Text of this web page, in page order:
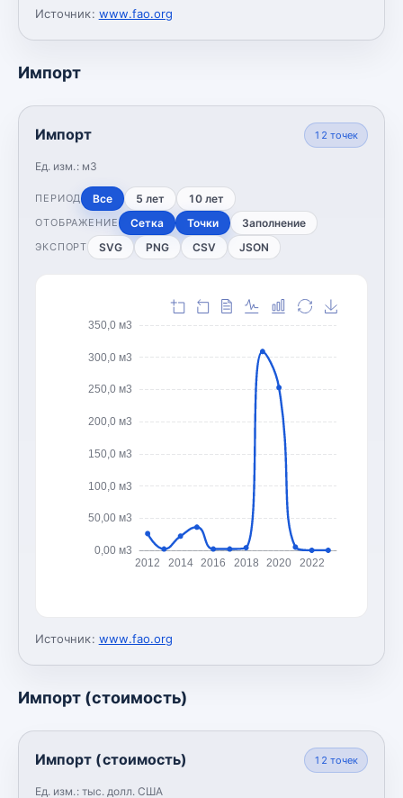
Источник: www.fao.org
Импорт
Импорт
Ед. изм.: м3
12 точек
ПЕРИОД Все 5 лет 10 лет
ОТОБРАЖЕНИЕ Сетка Точки Заполнение
ЭКСПОРТ SVG PNG CSV JSON
0,00 м3
50,00 м3
100,0 м3
150,0 м3
200,0 м3
250,0 м3
300,0 м3
350,0 м3
2012 2014 2016 2018 2020 2022
Источник: www.fao.org
Импорт (стоимость)
Импорт (стоимость)
Ед. изм.: тыс. долл. США
12 точек